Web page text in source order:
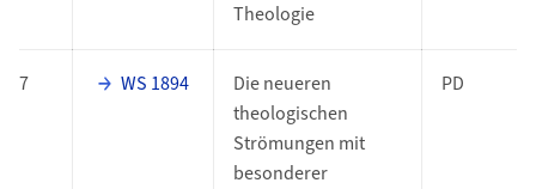
Theologie
7 WS 1894
Die neueren
theologischen
Strömungen mit
besonderer
PD